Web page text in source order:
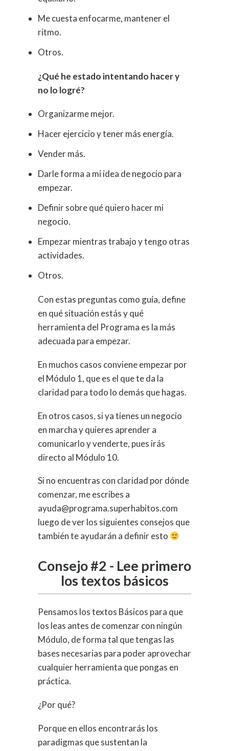
Me cuesta enfocarme, mantener el
ritmo.
Otros.
¿Qué he estado intentando hacer y
no lo logré?
Organizarme mejor.
Hacer ejercicio y tener más energía.
Vender más.
Darle forma a mi idea de negocio para
empezar.
Definir sobre qué quiero hacer mi
negocio.
Empezar mientras trabajo y tengo otras
actividades.
Otros.
Con estas preguntas como guía, define
en qué situación estás y qué
herramienta del Programa es la más
adecuada para empezar.
En muchos casos conviene empezar por
el Módulo 1, que es el que te da la
claridad para todo lo demás que hagas.
En otros casos, si ya tienes un negocio
en marcha y quieres aprender a
comunicarlo y venderte, pues irás
directo al Módulo 10.
Si no encuentras con claridad por dónde
comenzar, me escribes a
ayuda@programa.superhabitos.com
luego de ver los siguientes consejos que
también te ayudarán a definir esto
Consejo #2 - Lee primero
los textos básicos
Pensamos los textos Básicos para que
los leas antes de comenzar con ningún
Módulo, de forma tal que tengas las
bases necesarias para poder aprovechar
cualquier herramienta que pongas en
práctica.
¿Por qué?
Porque en ellos encontrarás los
paradigmas que sustentan la